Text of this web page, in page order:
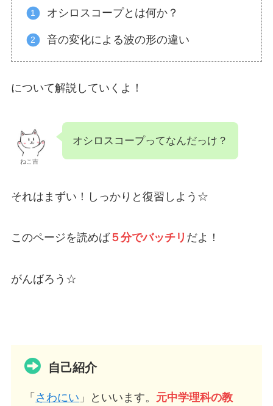
オシロスコープとは何か？
音の変化による波の形の違い
について解説していくよ！
ねこ吉
オシロスコープってなんだっけ？
それはまずい！しっかりと復習しよう☆
このページを読めば５分でバッチリ だよ！
がんばろう☆
自己紹介
「 さわにい 」といいます。 元中学理科の教